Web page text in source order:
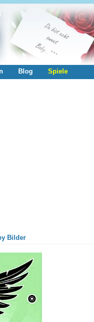
Blog Spiele
Bilder